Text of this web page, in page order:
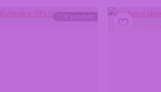
TOP produkt